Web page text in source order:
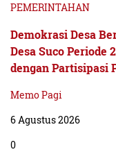
PEMERINTAHAN
Demokrasi Desa
Desa Suco Periode
dengan Partisipasi
Memo Pagi
6 Agustus 2026
0